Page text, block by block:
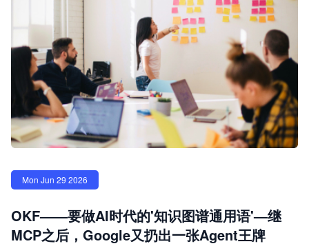
Mon Jun 29 2026
OKF——要做AI时代的'知识图谱通用语'—继
MCP之后，Google又扔出一张Agent王牌